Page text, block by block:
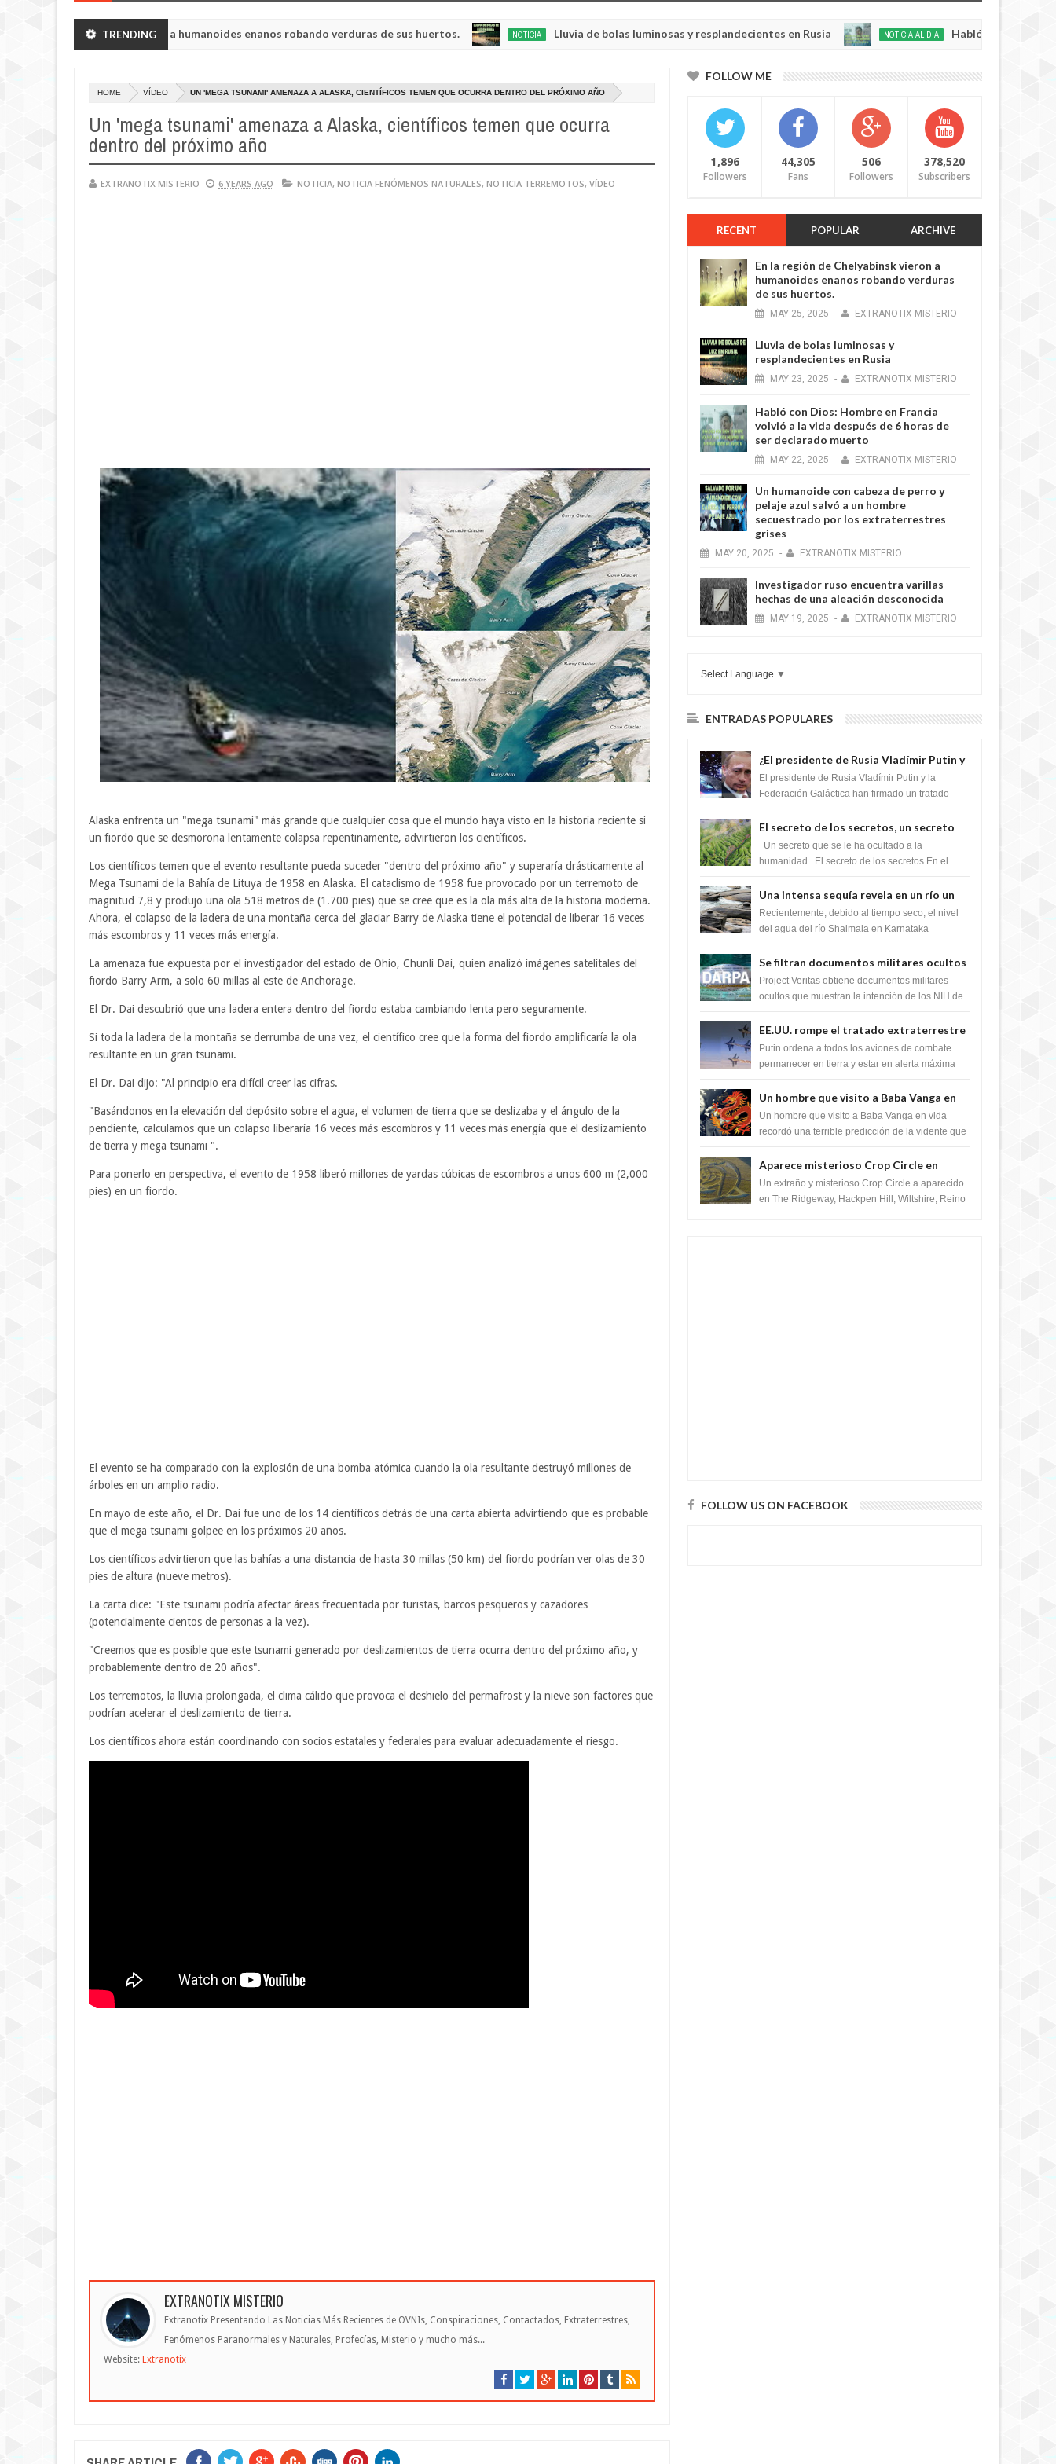
TRENDING
de Chelyabinsk vieron a humanoides enanos robando verduras de sus huertos. NOTICIA Lluvia de bolas luminosas y resplandecientes en Rusia
20250
NOTICIA AL DÍA Habló con Dios: Hombre en
HOME VÍDEO UN 'MEGA TSUNAMI' AMENAZA A ALASKA, CIENTÍFICOS TEMEN QUE OCURRA DENTRO DEL PRÓXIMO AÑO
Un 'mega tsunami' amenaza a Alaska, científicos temen que ocurra
dentro del próximo año
EXTRANOTIX MISTERIO 6 YEARS AGO NOTICIA, NOTICIA FENÓMENOS NATURALES, NOTICIA TERREMOTOS, VÍDEO
Alaska enfrenta un "mega tsunami" más grande que cualquier cosa que el mundo haya visto en la historia reciente si
un fiordo que se desmorona lentamente colapsa repentinamente, advirtieron los científicos.
Los científicos temen que el evento resultante pueda suceder "dentro del próximo año" y superaría drásticamente al
Mega Tsunami de la Bahía de Lituya de 1958 en Alaska. El cataclismo de 1958 fue provocado por un terremoto de
magnitud 7,8 y produjo una ola 518 metros de (1.700 pies) que se cree que es la ola más alta de la historia moderna.
Ahora, el colapso de la ladera de una montaña cerca del glaciar Barry de Alaska tiene el potencial de liberar 16 veces
más escombros y 11 veces más energía.
La amenaza fue expuesta por el investigador del estado de Ohio, Chunli Dai, quien analizó imágenes satelitales del
fiordo Barry Arm, a solo 60 millas al este de Anchorage.
El Dr. Dai descubrió que una ladera entera dentro del fiordo estaba cambiando lenta pero seguramente.
Si toda la ladera de la montaña se derrumba de una vez, el científico cree que la forma del fiordo amplificaría la ola
resultante en un gran tsunami.
El Dr. Dai dijo: "Al principio era difícil creer las cifras.
"Basándonos en la elevación del depósito sobre el agua, el volumen de tierra que se deslizaba y el ángulo de la
pendiente, calculamos que un colapso liberaría 16 veces más escombros y 11 veces más energía que el deslizamiento
de tierra y mega tsunami ".
Para ponerlo en perspectiva, el evento de 1958 liberó millones de yardas cúbicas de escombros a unos 600 m (2,000
pies) en un fiordo.
El evento se ha comparado con la explosión de una bomba atómica cuando la ola resultante destruyó millones de
árboles en un amplio radio.
En mayo de este año, el Dr. Dai fue uno de los 14 científicos detrás de una carta abierta advirtiendo que es probable
que el mega tsunami golpee en los próximos 20 años.
Los científicos advirtieron que las bahías a una distancia de hasta 30 millas (50 km) del fiordo podrían ver olas de 30
pies de altura (nueve metros).
La carta dice: "Este tsunami podría afectar áreas frecuentada por turistas, barcos pesqueros y cazadores
(potencialmente cientos de personas a la vez).
"Creemos que es posible que este tsunami generado por deslizamientos de tierra ocurra dentro del próximo año, y
probablemente dentro de 20 años".
Los terremotos, la lluvia prolongada, el clima cálido que provoca el deshielo del permafrost y la nieve son factores que
podrían acelerar el deslizamiento de tierra.
Los científicos ahora están coordinando con socios estatales y federales para evaluar adecuadamente el riesgo.
EXTRANOTIX MISTERIO
Extranotix Presentando Las Noticias Más Recientes de OVNIs, Conspiraciones, Contactados, Extraterrestres,
Fenómenos Paranormales y Naturales, Profecías, Misterio y mucho más...
Website: Extranotix
FOLLOW ME
1,896
Followers
44,305
Fans
506
Followers
378,520
Subscribers
RECENT POPULAR ARCHIVE
En la región de Chelyabinsk vieron a
humanoides enanos robando verduras
de sus huertos.
MAY 25, 2025 - EXTRANOTIX MISTERIO
Lluvia de bolas luminosas y
resplandecientes en Rusia
MAY 23, 2025 - EXTRANOTIX MISTERIO
Habló con Dios: Hombre en Francia
volvió a la vida después de 6 horas de
ser declarado muerto
MAY 22, 2025 - EXTRANOTIX MISTERIO
Un humanoide con cabeza de perro у
pelaje azul salvó a un hombre
secuestrado por los extraterrestres
grises
MAY 20, 2025 - EXTRANOTIX MISTERIO
Investigador ruso encuentra varillas
hechas de una aleación desconocida
MAY 19, 2025 - EXTRANOTIX MISTERIO
Select Language ▼
ENTRADAS POPULARES
¿El presidente de Rusia Vladímir Putin y
la Federación Galactica han firmado un
tratado para acabar con los Sionistas?
El presidente de Rusia Vladímir Putin y la
Federación Galáctica han firmado un tratado
Si...
El secreto de los secretos, un secreto
que cambiaría por completo el destino
de la humanidad
Un secreto que se le ha ocultado a la
humanidad El secreto de los secretos En el
m...
Una intensa sequía revela en un río un
impresionante hallazgo de miles de
Shiva Lingas
Recientemente, debido al tiempo seco, el nivel
del agua del río Shalmala en Karnataka
Shiv...
Se filtran documentos militares ocultos
que muestran la intención de los NIH de
crear el SARS-CoV-2, utilizando la
Project Veritas obtiene documentos militares
ocultos que muestran la intención de los NIH de
EE.UU. rompe el tratado extraterrestre
y se prepara para destruir el misterioso
satélite "Caballero Negro"
Putin ordena a todos los aviones de combate
permanecer en tierra y estar en alerta máxima
el ...
Un hombre que visito a Baba Vanga en
vida recordó la terrible predicción de la
vidente para febrero de 2022.
Un hombre que visito a Baba Vanga en vida
recordó una terrible predicción de la vidente que
pron...
Aparece misterioso Crop Circle en
Reino Unido 23 de junio 2016
Un extraño y misterioso Crop Circle a aparecido
en The Ridgeway, Hackpen Hill, Wiltshire, Reino
FOLLOW US ON FACEBOOK